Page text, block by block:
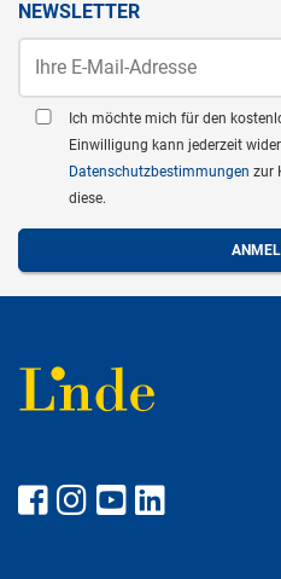
NEWSLETTER
Ich möchte mich für den
Einwilligung kann jederzeit
Datenschutzbestimmungen zur
diese.